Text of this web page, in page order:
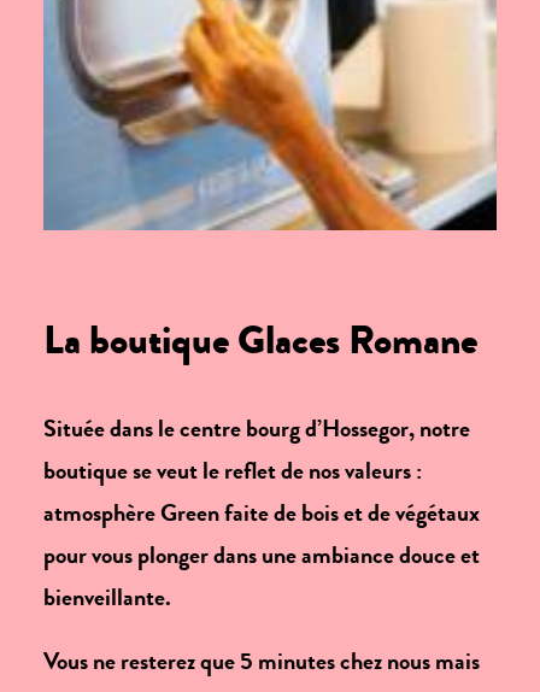
La boutique Glaces Romane
Située dans le centre bourg d’Hossegor, notre
boutique se veut le reflet de nos valeurs :
atmosphère Green faite de bois et de végétaux
pour vous plonger dans une ambiance douce et
bienveillante.
Vous ne resterez que 5 minutes chez nous mais